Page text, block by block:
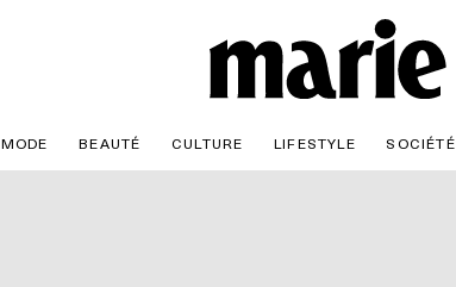
MODE BEAUTÉ CULTURE LIFESTYLE SOCIÉTÉ